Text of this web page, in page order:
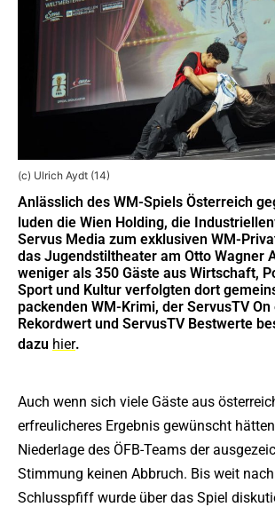
(c) Ulrich Aydt (14)
Anlässlich des WM-Spiels Österreich
luden die Wien Holding, die
Servus Media zum exklusiven WM-
das Jugendstiltheater am Otto Wagner
weniger als 350 Gäste aus Wirtschaft,
Sport und Kultur verfolgten dort
packenden WM-Krimi, der ServusTV On
Rekordwert und ServusTV Bestwerte
dazu hier.
Auch wenn sich viele Gäste aus
erfreulicheres Ergebnis gewünscht
Niederlage des ÖFB-Teams der
Stimmung keinen Abbruch. Bis weit
Schlusspfiff wurde über das Spiel